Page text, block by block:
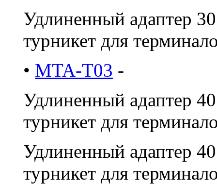
Удлиненный адаптер
турникет для
• MTA-T03 -
Удлиненный адаптер
турникет для
Удлиненный адаптер
турникет для